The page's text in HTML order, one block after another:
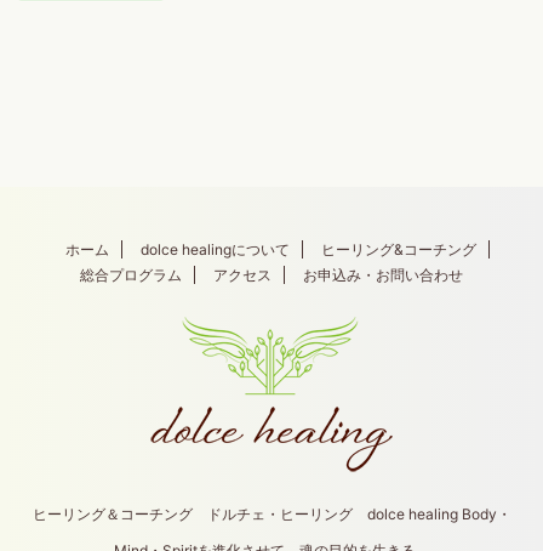
ホーム dolce healingについて
ヒーリング&コーチング
総合プログラム
アクセス お申込み・お問い合わせ
ヒーリング＆コーチング ドルチェ・ヒーリング dolce healing Body・